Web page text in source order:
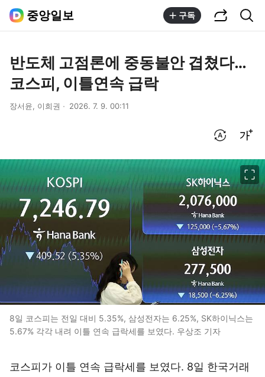
중앙일보 구독
반도체 고점론에 중동불안 겹쳤다…
코스피, 이틀연속 급락
장서윤, 이희권 2026. 7. 9. 00:11
8일 코스피는 전일 대비 5.35%, 삼성전자는 6.25%, SK하이닉스는
5.67% 각각 내려 이틀 연속 급락세를 보였다. 우상조 기자
코스피가 이틀 연속 급락세를 보였다. 8일 한국거래